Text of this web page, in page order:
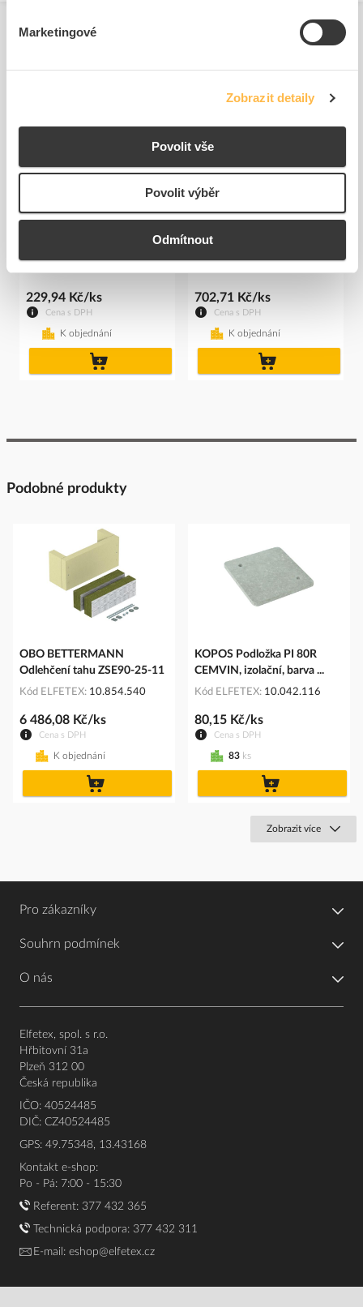
Marketingové
Zobrazit detaily
Povolit vše
Povolit výběr
Odmítnout
Související produkty
Cena s DPH
229,94 Kč/ks
K objednání
Cena s DPH
702,71 Kč/ks
K objednání
Podobné produkty
OBO BETTERMANN
Odlehčení tahu ZSE90-25-11
Kód ELFETEX 10.854.540
Cena s DPH
6 486,08 Kč/ks
K objednání
KOPOS Podložka PI 80R
CEMVIN, izolační, barva ...
Kód ELFETEX 10.042.116
Cena s DPH
80,15 Kč/ks
83 ks
Zobrazit více
Pro zákazníky
Souhrn podmínek
O nás
Elfetex, spol. s r.o.
Hřbitovní 31a
Plzeň 312 00
Česká republika
IČO: 40524485
DIČ: CZ40524485
GPS: 49.75348, 13.43168
Kontakt e-shop:
Po - Pá: 7:00 - 15:30
Referent: 377 432 365
Technická podpora: 377 432 311
E-mail: eshop@elfetex.cz